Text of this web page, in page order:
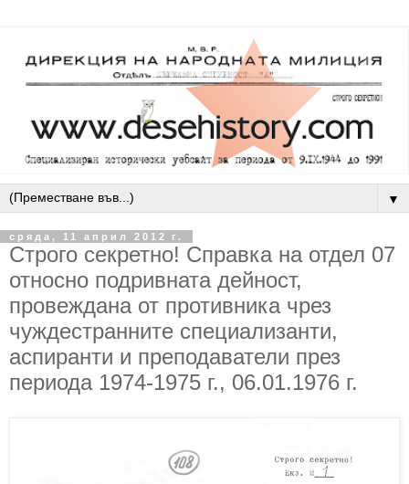
▼
сряда, 11 април 2012 г.
Строго секретно! Справка на отдел 07
относно подривната дейност,
провеждана от противника чрез
чуждестранните специализанти,
аспиранти и преподаватели през
периода 1974-1975 г., 06.01.1976 г.